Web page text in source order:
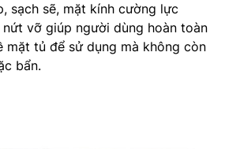
sạch sẽ, mặt kính cường lực
vỡ giúp người dùng hoàn toàn
mặt tủ để sử dụng mà không còn
bẩn.